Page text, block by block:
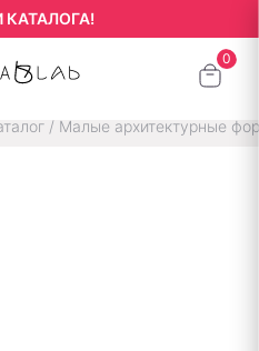
КАТАЛОГА!
/ Малые архитектурные